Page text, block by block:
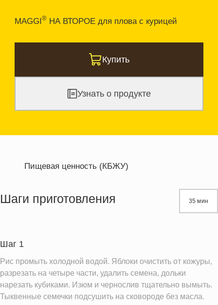
MAGGI® НА ВТОРОЕ для плова с курицей
Купить
Узнать о продукте
Пищевая ценность (КБЖУ)
Жиры
14.8 г
Информация для одной порции
Шаги приготовления 35 мин
Шаг 1
Рис промыть холодной водой. Яблоки очистить от кожуры,
разрезать на четыре части, удалить семена, дольки
нарезать кубиками. Изюм и чернослив тщательно вымыть.
Тыквенные семечки подсушить на сковороде без масла.